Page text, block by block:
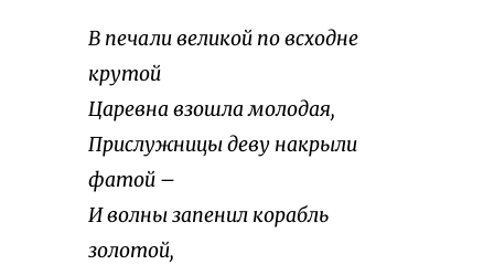
В печали великой по всходне
крутой
Царевна взошла молодая,
Прислужницы деву накрыли
фатой –
И волны запенил корабль
золотой,